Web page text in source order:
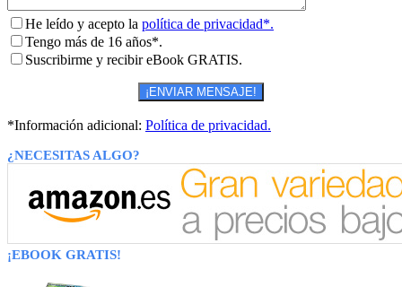
He leído y acepto la política de privacidad*.
Tengo más de 16 años*.
Suscribirme y recibir eBook GRATIS.
*Información adicional: Política de privacidad.
¿NECESITAS ALGO?
¡EBOOK GRATIS!